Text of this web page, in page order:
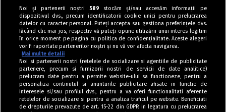
Noi și partenerii noștri 589 stocăm și/sau accesăm informații pe
dispozitivul dvs., precum identificatorii cookie unici pentru prelucrarea
datelor cu caracter personal. Puteți accepta sau gestiona preferințele dvs.
făcând clic mai jos, respectiv vă puteți opune utilizării unui interes legitim
în orice moment pe pagina cu politica de confidențialitate. Aceste alegeri
vor fi raportate partenerilor noștri și nu vă vor afecta navigarea.
Mai multe detalii
Noi si partenerii nostri (retelele de socializare si agentiile de publicitate
partenere, precum si furnizorii nostri de servicii de date analitice)
prelucram date pentru a permite website-ului sa functioneze, pentru a
personaliza continutul si anunturile publicitare afisate in functie de
interesele si/sau profilul dvs., pentru a va oferi functionalitati aferente
retelelor de socializare si pentru a analiza traficul pe website. Beneficiati
de drepturile prevazute de art. 15-22 din GDPR in legatura cu prelucrarea